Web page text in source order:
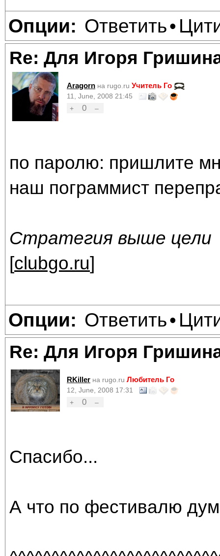
Опции: Ответить•
Re: Для Игоря
Aragorn на rugo.ru Учитель Го
11, June, 2008 21:45
+
0 –
по паролю: пришлите
наш пограммист
Стратегия выше цели
[clubgo.ru]
Опции: Ответить•
Re: Для Игоря
RKiller на rugo.ru Любитель Го
12, June, 2008 17:31
+
0 –
Спасибо...
А что по фестивалю